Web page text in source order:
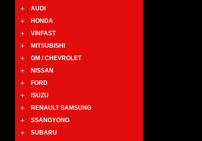
AUDI
HONDA
VINFAST
MITSUBISHI
GM / CHEVROLET
NISSAN
FORD
ISUZU
RENAULT SAMSUNG
SSANGYONG
SUBARU